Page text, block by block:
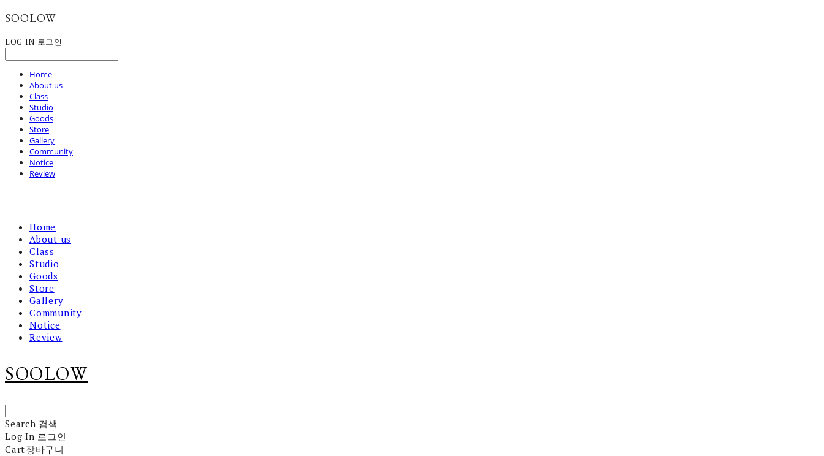
SOOLOW
LOG IN 로그인
Home
About us
Class
Studio
Goods
Store
Gallery
Community
Notice
Review
Home
About us
Class
Studio
Goods
Store
Gallery
Community
Notice
Review
SOOLOW
Search 검색
Log In 로그인
Cart장바구니